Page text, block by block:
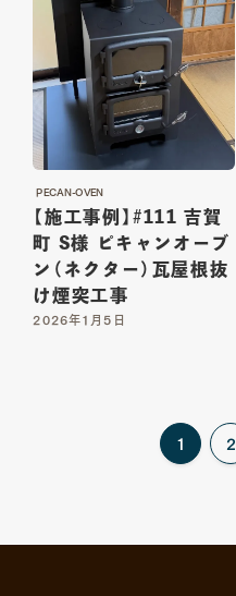
PECAN-OVEN
【施工事例】#111 吉賀
町 S様 ピキャンオーブ
ン（ネクター）瓦屋根抜
け煙突工事
2026年1月5日
1 2